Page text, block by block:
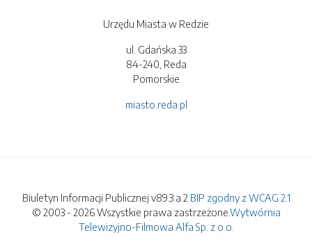
Urzędu Miasta w Redzie
ul. Gdańska 33
84-240, Reda
Pomorskie
miasto.reda.pl
Biuletyn Informacji Publicznej v89.3.a.2 BIP zgodny z WCAG 2.1
© 2003 - 2026 Wszystkie prawa zastrzeżone.Wytwórnia
Telewizyjno-Filmowa Alfa Sp. z o.o.